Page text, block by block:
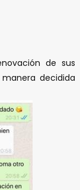
de sus
decidida